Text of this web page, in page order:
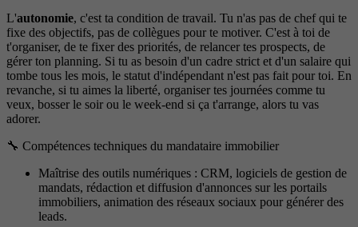
L'autonomie, c'est ta condition de travail. Tu n'as pas de chef qui te
fixe des objectifs, pas de collègues pour te motiver. C'est à toi de
t'organiser, de te fixer des priorités, de relancer tes prospects, de
gérer ton planning. Si tu as besoin d'un cadre strict et d'un salaire qui
tombe tous les mois, le statut d'indépendant n'est pas fait pour toi. En
revanche, si tu aimes la liberté, organiser tes journées comme tu
veux, bosser le soir ou le week-end si ça t'arrange, alors tu vas
adorer.
🔧 Compétences techniques du mandataire immobilier
Maîtrise des outils numériques : CRM, logiciels de gestion de
mandats, rédaction et diffusion d'annonces sur les portails
immobiliers, animation des réseaux sociaux pour générer des
leads.